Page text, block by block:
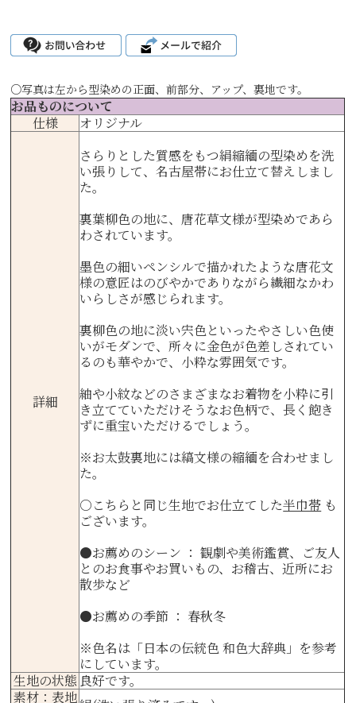
○写真は左から型染めの正面、前部分、アップ、裏地です。
お品ものについて
仕様
オリジナル
詳細
さらりとした質感をもつ絹縮緬の型染めを洗
い張りして、名古屋帯にお仕立て替えしまし
た。
裏葉柳色の地に、唐花草文様が型染めであら
わされています。
墨色の細いペンシルで描かれたような唐花文
様の意匠はのびやかでありながら繊細なかわ
いらしさが感じられます。
裏柳色の地に淡い宍色といったやさしい色使
いがモダンで、所々に金色が色差しされてい
るのも華やかで、小粋な雰囲気です。
紬や小紋などのさまざまなお着物を小粋に引
き立てていただけそうなお色柄で、長く飽き
ずに重宝いただけるでしょう。
※お太鼓裏地には縞文様の縮緬を合わせまし
た。
○こちらと同じ生地でお仕立てした半巾帯 も
ございます。
●お薦めのシーン ： 観劇や美術鑑賞、ご友人
とのお食事やお買いもの、お稽古、近所にお
散歩など
●お薦めの季節 ： 春秋冬
※色名は 「日本の伝統色 和色大辞典」 を参考
にしています。
生地の状態 良好です。
素材：表地